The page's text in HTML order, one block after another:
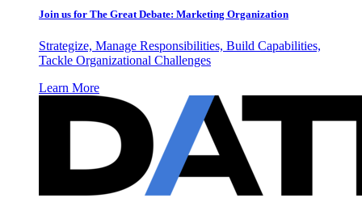
Join us for The Great Debate: Marketing Organization
Strategize, Manage Responsibilities, Build Capabilities,
Tackle Organizational Challenges
Learn More